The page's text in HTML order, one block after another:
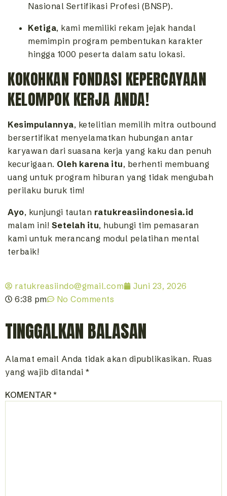
Nasional Sertifikasi Profesi (BNSP).
Ketiga, kami memiliki rekam jejak handal
memimpin program pembentukan karakter
hingga 1000 peserta dalam satu lokasi.
KOKOHKAN FONDASI KEPERCAYAAN
KELOMPOK KERJA ANDA!
Kesimpulannya, ketelitian memilih mitra outbound
bersertifikat menyelamatkan hubungan antar
karyawan dari suasana kerja yang kaku dan penuh
kecurigaan. Oleh karena itu, berhenti membuang
uang untuk program hiburan yang tidak mengubah
perilaku buruk tim!
Ayo, kunjungi tautan ratukreasiindonesia.id
malam ini! Setelah itu, hubungi tim pemasaran
kami untuk merancang modul pelatihan mental
terbaik!
ratukreasiindo@gmail.com
Juni 23, 2026
6:38 pm
No Comments
TINGGALKAN BALASAN
Alamat email Anda tidak akan dipublikasikan. Ruas
yang wajib ditandai *
KOMENTAR*